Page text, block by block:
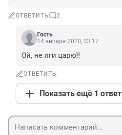
ОТВЕТИТЬ 2
Гость
14 января 2020, 03:17
Ой, не лги царю!!
ОТВЕТИТЬ
Показать ещё 1 ответ